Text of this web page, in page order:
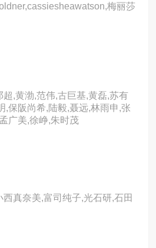
梅丽莎
超,黄渤,范伟,古巨基,黄磊,苏有
,保阪尚希,陆毅,聂远,林雨申,张
广美,徐峥,朱时茂
西真奈美,富司纯子,光石研,石田